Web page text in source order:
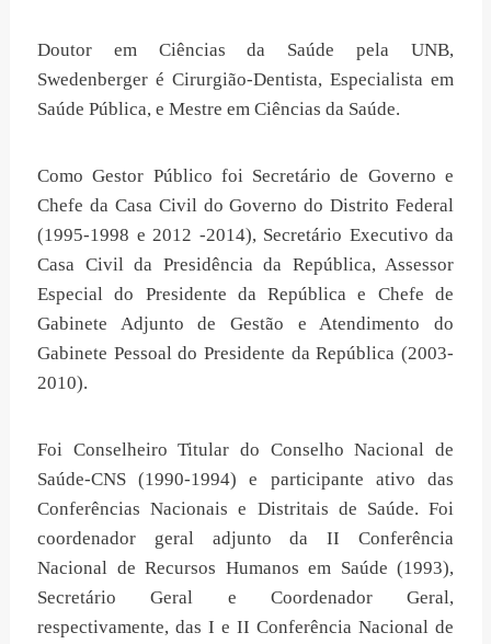
Doutor em Ciências da Saúde pela UNB,
Swedenberger é Cirurgião-Dentista, Especialista em
Saúde Pública, e Mestre em Ciências da Saúde.
Como Gestor Público foi Secretário de Governo e
Chefe da Casa Civil do Governo do Distrito Federal
(1995-1998 e 2012 -2014), Secretário Executivo da
Casa Civil da Presidência da República, Assessor
Especial do Presidente da República e Chefe de
Gabinete Adjunto de Gestão e Atendimento do
Gabinete Pessoal do Presidente da República (2003-
2010).
Foi Conselheiro Titular do Conselho Nacional de
Saúde-CNS (1990-1994) e participante ativo das
Conferências Nacionais e Distritais de Saúde. Foi
coordenador geral adjunto da II Conferência
Nacional de Recursos Humanos em Saúde (1993),
Secretário Geral e Coordenador Geral,
respectivamente, das I e II Conferência Nacional de